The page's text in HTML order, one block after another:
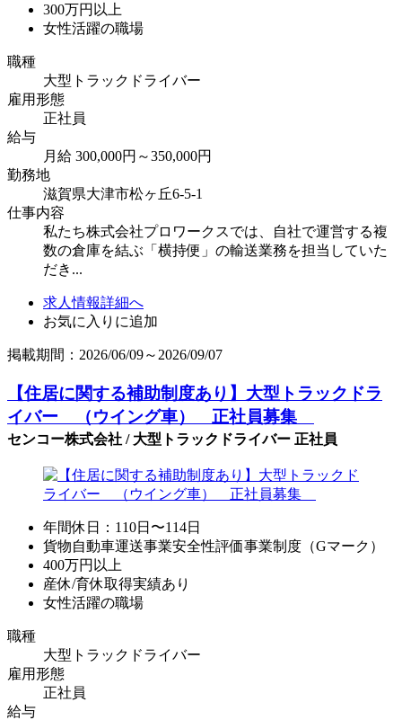
300万円以上
女性活躍の職場
職種
大型トラックドライバー
雇用形態
正社員
給与
月給 300,000円～350,000円
勤務地
滋賀県大津市松ヶ丘6-5-1
仕事内容
私たち株式会社プロワークスでは、自社で運営する複
数の倉庫を結ぶ「横持便」の輸送業務を担当していた
だき...
求人情報詳細へ
お気に入りに追加
掲載期間：2026/06/09～2026/09/07
【住居に関する補助制度あり】大型トラックドラ
イバー （ウイング車） 正社員募集
センコー株式会社 / 大型トラックドライバー 正社員
年間休日：110日〜114日
貨物自動車運送事業安全性評価事業制度（Gマーク）
400万円以上
産休/育休取得実績あり
女性活躍の職場
職種
大型トラックドライバー
雇用形態
正社員
給与